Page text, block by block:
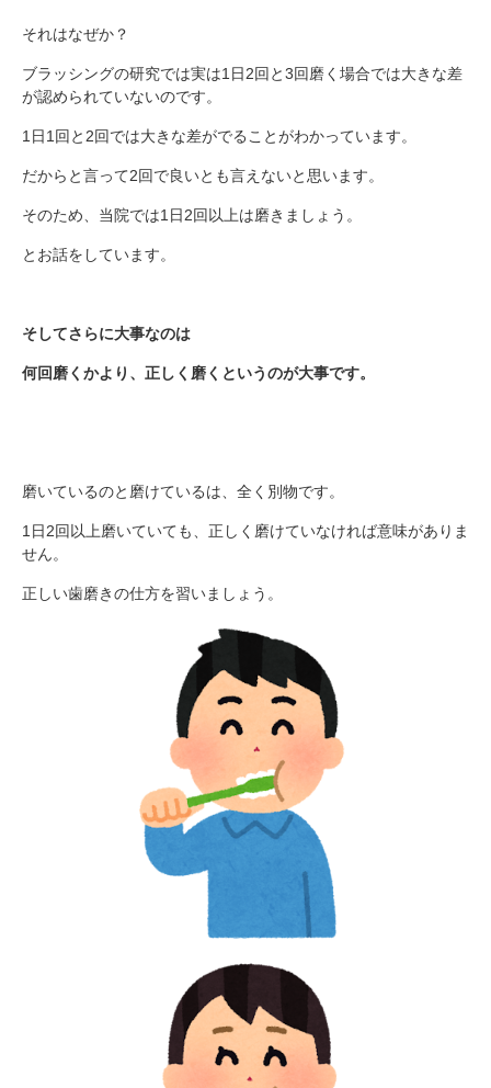
それはなぜか？
ブラッシングの研究では実は1日2回と3回磨く場合では大きな差
が認められていないのです。
1日1回と2回では大きな差がでることがわかっています。
だからと言って2回で良いとも言えないと思います。
そのため、当院では1日2回以上は磨きましょう。
とお話をしています。
そしてさらに大事なのは
何回磨くかより、正しく磨くというのが大事です。
磨いているのと磨けているは、全く別物です。
1日2回以上磨いていても、正しく磨けていなければ意味がありま
せん。
正しい歯磨きの仕方を習いましょう。